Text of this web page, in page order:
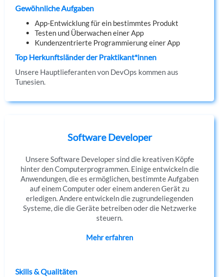
Gewöhnliche Aufgaben
App-Entwicklung für ein bestimmtes Produkt
Testen und Überwachen einer App
Kundenzentrierte Programmierung einer App
Top Herkunftsländer der Praktikant*innen
Unsere Hauptlieferanten von DevOps kommen aus
Tunesien.
Software Developer
Unsere Software Developer sind die kreativen Köpfe
hinter den Computerprogrammen. Einige entwickeln die
Anwendungen, die es ermöglichen, bestimmte Aufgaben
auf einem Computer oder einem anderen Gerät zu
erledigen. Andere entwickeln die zugrundeliegenden
Systeme, die die Geräte betreiben oder die Netzwerke
steuern.
Mehr erfahren
Skills & Qualitäten